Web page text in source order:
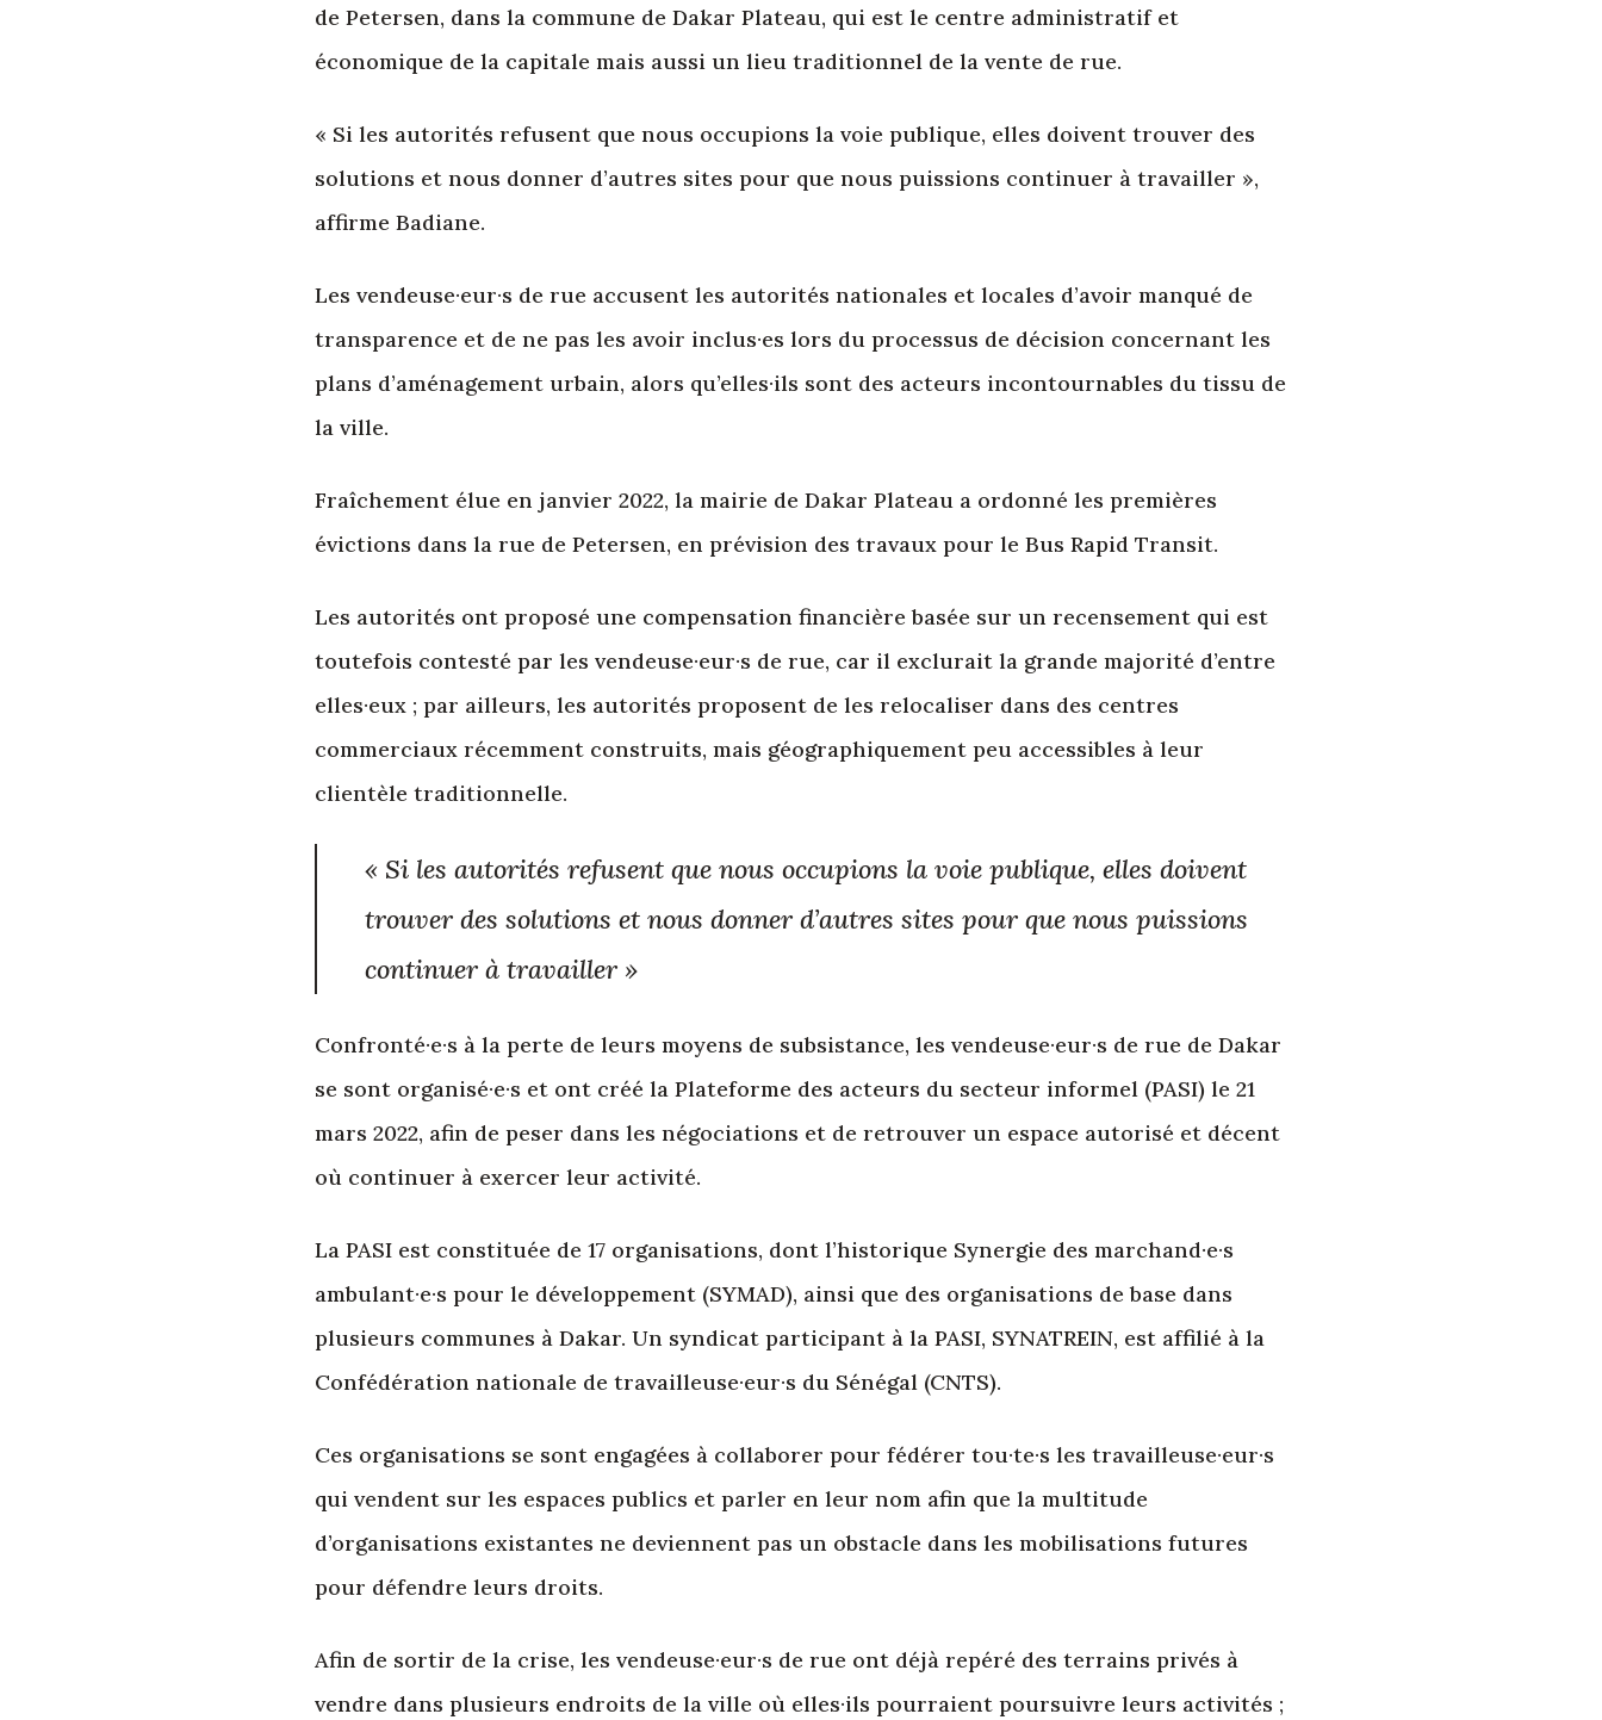
de Petersen, dans la commune de Dakar Plateau, qui est le centre administratif et
économique de la capitale mais aussi un lieu traditionnel de la vente de rue.
« Si les autorités refusent que nous occupions la voie publique, elles doivent trouver des
solutions et nous donner d’autres sites pour que nous puissions continuer à travailler »,
affirme Badiane.
Les vendeuse·eur·s de rue accusent les autorités nationales et locales d’avoir manqué de
transparence et de ne pas les avoir inclus·es lors du processus de décision concernant les
plans d’aménagement urbain, alors qu’elles·ils sont des acteurs incontournables du tissu de
la ville.
Fraîchement élue en janvier 2022, la mairie de Dakar Plateau a ordonné les premières
évictions dans la rue de Petersen, en prévision des travaux pour le Bus Rapid Transit.
Les autorités ont proposé une compensation financière basée sur un recensement qui est
toutefois contesté par les vendeuse·eur·s de rue, car il exclurait la grande majorité d’entre
elles·eux ; par ailleurs, les autorités proposent de les relocaliser dans des centres
commerciaux récemment construits, mais géographiquement peu accessibles à leur
clientèle traditionnelle.
« Si les autorités refusent que nous occupions la voie publique, elles doivent
trouver des solutions et nous donner d’autres sites pour que nous puissions
continuer à travailler »
Confronté·e·s à la perte de leurs moyens de subsistance, les vendeuse·eur·s de rue de Dakar
se sont organisé·e·s et ont créé la Plateforme des acteurs du secteur informel (PASI) le 21
mars 2022, afin de peser dans les négociations et de retrouver un espace autorisé et décent
où continuer à exercer leur activité.
La PASI est constituée de 17 organisations, dont l’historique Synergie des marchand·e·s
ambulant·e·s pour le développement (SYMAD), ainsi que des organisations de base dans
plusieurs communes à Dakar. Un syndicat participant à la PASI, SYNATREIN, est affilié à la
Confédération nationale de travailleuse·eur·s du Sénégal (CNTS).
Ces organisations se sont engagées à collaborer pour fédérer tou·te·s les travailleuse·eur·s
qui vendent sur les espaces publics et parler en leur nom afin que la multitude
d’organisations existantes ne deviennent pas un obstacle dans les mobilisations futures
pour défendre leurs droits.
Afin de sortir de la crise, les vendeuse·eur·s de rue ont déjà repéré des terrains privés à
vendre dans plusieurs endroits de la ville où elles·ils pourraient poursuivre leurs activités ;